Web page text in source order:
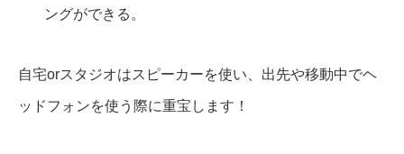
ングができる。
自宅orスタジオはスピーカーを使い、出先や移動中でヘ
ッドフォンを使う際に重宝します！